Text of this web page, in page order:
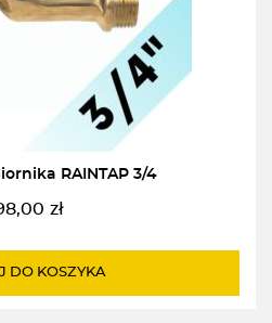
RAINTAP 3/4
zł
DO KOSZYKA